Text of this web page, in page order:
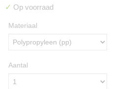
✓ Op voorraad
Materiaal
Aantal